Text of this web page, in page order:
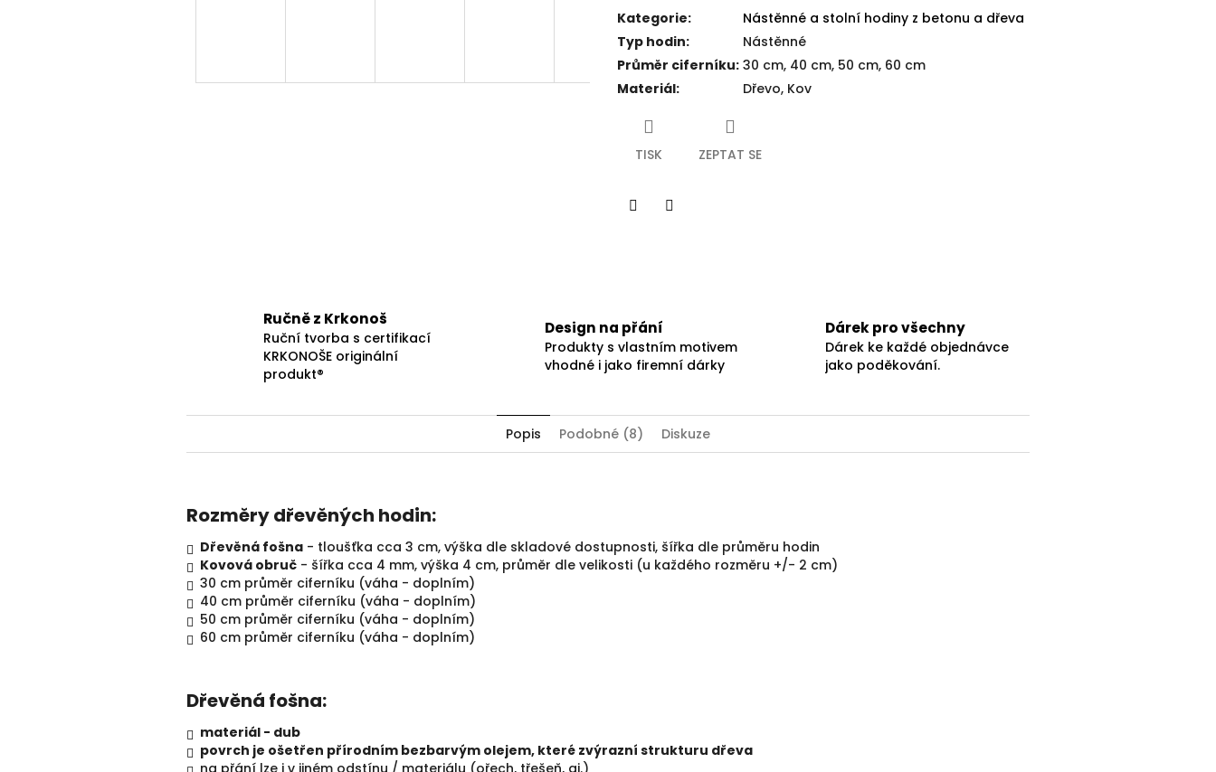
Kategorie:
Nástěnné a stolní hodiny z betonu a dřeva
Typ hodin:
Nástěnné
Průměr ciferníku: 30 cm, 40 cm, 50 cm, 60 cm
Materiál: Dřevo, Kov
TISK ZEPTAT SE
Ručně z Krkonoš
Ruční tvorba s certifikací
KRKONOŠE originální
produkt®
Design na přání
Produkty s vlastním motivem
vhodné i jako firemní dárky
Dárek pro všechny
Dárek ke každé objednávce
jako poděkování.
Popis Podobné (8) Diskuze
Rozměry dřevěných hodin:
Dřevěná fošna - tloušťka cca 3 cm, výška dle skladové dostupnosti, šířka dle průměru hodin
Kovová obruč - šířka cca 4 mm, výška 4 cm, průměr dle velikosti (u každého rozměru +/- 2 cm)
30 cm průměr ciferníku (váha - doplním)
40 cm průměr ciferníku (váha - doplním)
50 cm průměr ciferníku (váha - doplním)
60 cm průměr ciferníku (váha - doplním)
Dřevěná fošna:
materiál - dub
povrch je ošetřen přírodním bezbarvým olejem, které zvýrazní strukturu dřeva